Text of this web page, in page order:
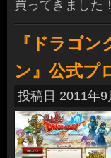
買ってきました！
『ドラゴ
ン』公式プ
投稿日 2011年